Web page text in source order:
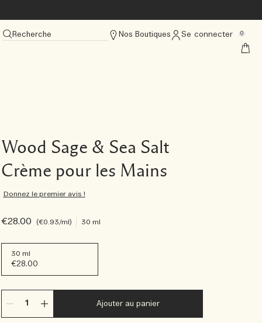
Recherche Nos Boutiques Se connecter 0
Wood Sage & Sea Salt
Crème pour les Mains
Donnez le premier avis !
€28.00 €0.93/ml 30 ml
30 ml
€28.00
Ajouter au panier